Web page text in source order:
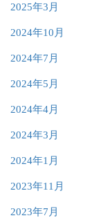
2025年3月
2024年10月
2024年7月
2024年5月
2024年4月
2024年3月
2024年1月
2023年11月
2023年7月